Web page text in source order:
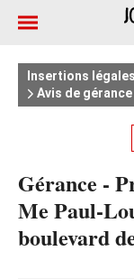
Insertions
Avis de gérance
Gérance -
Me Paul-
boulevard